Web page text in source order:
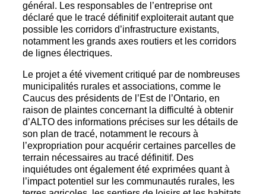
général. Les responsables de l’entreprise ont
déclaré que le tracé définitif exploiterait autant que
possible les corridors d’infrastructure existants,
notamment les grands axes routiers et les corridors
de lignes électriques.
Le projet a été vivement critiqué par de nombreuses
municipalités rurales et associations, comme le
Caucus des présidents de l’Est de l’Ontario, en
raison de plaintes concernant la difficulté à obtenir
d’ALTO des informations précises sur les détails de
son plan de tracé, notamment le recours à
l’expropriation pour acquérir certaines parcelles de
terrain nécessaires au tracé définitif. Des
inquiétudes ont également été exprimées quant à
l’impact potentiel sur les communautés rurales, les